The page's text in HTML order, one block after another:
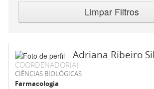
Limpar Filtros
Adriana Ribeiro
COORDENADOR(A)
CIÊNCIAS BIOLÓGICAS
Farmacologia